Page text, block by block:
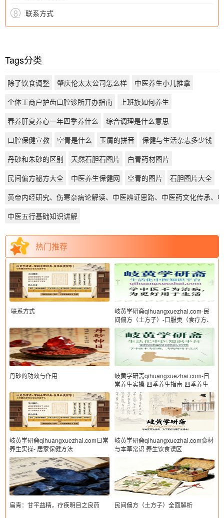
​ 联系方式
Tags分类
除了饮食调整 肇庆伦太太公司怎么样
中医养生小儿推拿
个体工商户护齿口腔诊所开办指南
上班族如何养生
春养肝夏养心一年四季养什么
综合调理是什么意思
口腔保健宣教
空青是什么 玉屑的拼音
保健与生活杂志多少钱
丹砂和朱砂的区别
天然石胆石图片
白青药材图片
民间偏方秘方大全
中医养生保健网 空青的图片
石胆图片大全
黄帝内经研究、伤寒杂病论解读、中医辨证思路、中医药文化传承、
中医五行基础知识讲解
热门推荐
​ 联系方式
岐黄学研斋qihuangxuezhai.com-民
间偏方（土方子）-口服类（食疗方、
茶饮方、汤药偏方等）
丹砂的功效与作用
岐黄学研斋qihuangxuezhai.com-日
常养生实操-四季养生指南-四季养生
岐黄学研斋qihuangxuezhai.com日常
养生实操- 居家保健方法
岐黄学研斋qihuangxuezhai.com食材
与本草常识 养生饮食误区
扁青：甘平益精，疗疾明目之良药 民间偏方（土方子）全面解析